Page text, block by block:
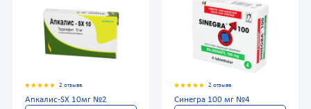
2 отзыва
Апкалис-SX 10мг №2
2 отзыва
Синегра 100 мг №4